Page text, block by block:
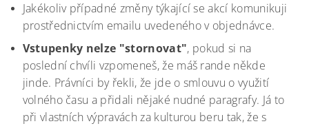
Jakékoliv případné změny týkající se akcí komunikuji
prostřednictvím emailu uvedeného v objednávce.
Vstupenky nelze "stornovat", pokud si na
poslední chvíli vzpomeneš, že máš rande někde
jinde. Právníci by řekli, že jde o smlouvu o využití
volného času a přidali nějaké nudné paragrafy. Já to
při vlastních výpravách za kulturou beru tak, že s